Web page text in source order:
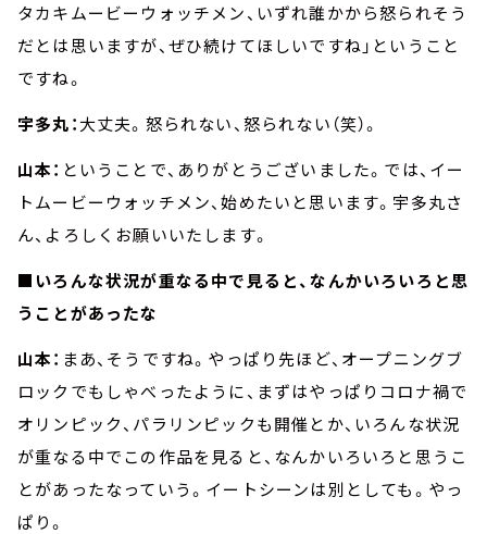
タカキムービーウォッチメン、いずれ誰かから怒られそう
だとは思いますが、ぜひ続けてほしいですね」ということ
ですね。
宇多丸：大丈夫。怒られない、怒られない（笑）。
山本： ということで、ありがとうございました。では、イー
トムービーウォッチメン、始めたいと思います。宇多丸さ
ん、よろしくお願いいたします。
■いろんな状況が重なる中で見ると、なんかいろいろと思
うことがあったな
山本： まあ、そうですね。やっぱり先ほど、オープニングブ
ロックでもしゃべったように、まずはやっぱりコロナ禍で
オリンピック、パラリンピックも開催とか、いろんな状況
が重なる中でこの作品を見ると、なんかいろいろと思うこ
とがあったなっていう。イートシーンは別としても。やっ
ぱり。